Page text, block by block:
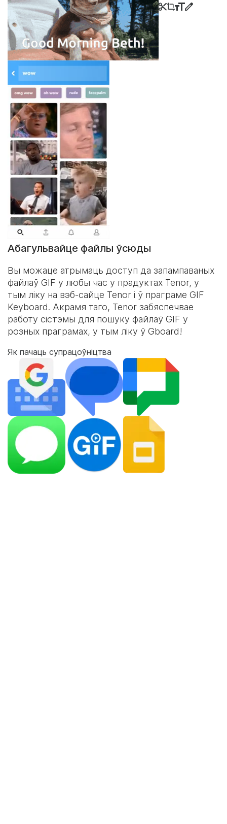
Абагульвайце файлы ўсюды
Вы можаце атрымаць доступ да запампаваных
файлаў GIF у любы час у прадуктах Tenor, у
тым ліку на вэб-сайце Tenor і ў праграме GIF
Keyboard. Акрамя таго, Tenor забяспечвае
работу сістэмы для пошуку файлаў GIF у
розных праграмах, у тым ліку ў Gboard!
Як пачаць супрацоўніцтва